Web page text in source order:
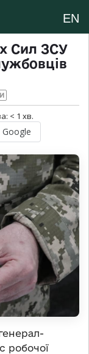
EN
Сил ЗСУ
< 1 хв.
Google
робочої